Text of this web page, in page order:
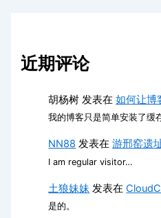
近期评论
胡杨树 发表在如何让博
我的博客只是简单安装了缓
NN88 发表在游邢窑遗
I am regular visitor…
土狼妹妹 发表在
是的。